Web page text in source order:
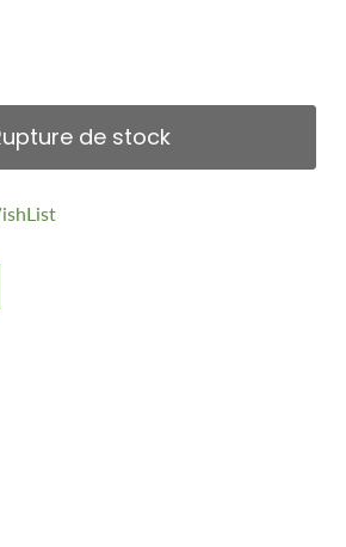
de stock